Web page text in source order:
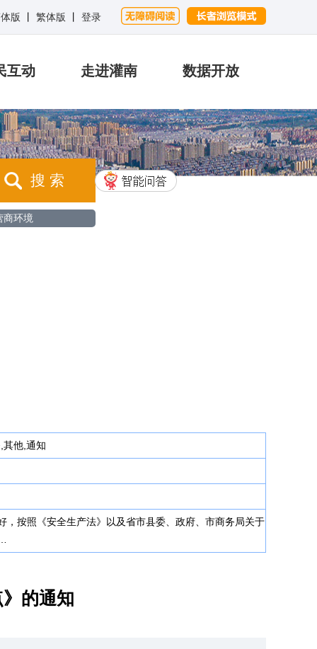
版 繁体版 登录
互动 走进灌南 数据开放
搜 索
商环境
其他,通知
按照《安全生产法》以及省市县委、政府、市商务局关于
的通知